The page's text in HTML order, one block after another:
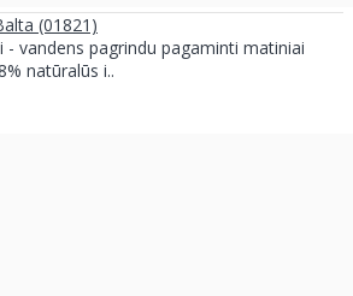
(01821)
- vandens pagrindu pagaminti matiniai
natūralūs i..